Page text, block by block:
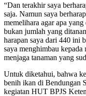
“Dan terakhir saya
saja. Namun saya
memelihara agar apa
bukan jumlah yang
harapan saya dari 440 ini
saya menghimbau
menjaga tanaman yang
Untuk diketahui, bahwa
benih ikan di Bendungan
kegiatan HUT BPJS